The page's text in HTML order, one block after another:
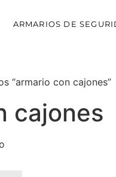
ARMARIOS DE
“armario con cajones”
cajones